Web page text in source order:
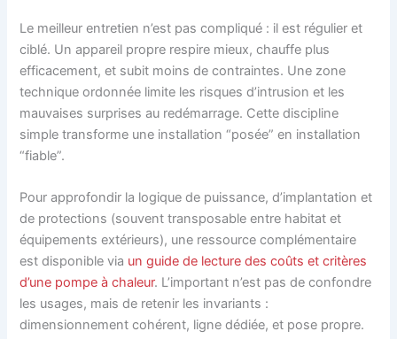
Le meilleur entretien n’est pas compliqué : il est régulier et
ciblé. Un appareil propre respire mieux, chauffe plus
efficacement, et subit moins de contraintes. Une zone
technique ordonnée limite les risques d’intrusion et les
mauvaises surprises au redémarrage. Cette discipline
simple transforme une installation “posée” en installation
“fiable”.
Pour approfondir la logique de puissance, d’implantation et
de protections (souvent transposable entre habitat et
équipements extérieurs), une ressource complémentaire
est disponible via un guide de lecture des coûts et critères
d’une pompe à chaleur. L’important n’est pas de confondre
les usages, mais de retenir les invariants :
dimensionnement cohérent, ligne dédiée, et pose propre.